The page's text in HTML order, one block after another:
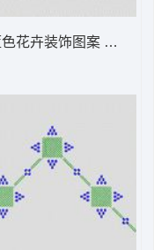
植物花型
色花卉装饰图案 植物花